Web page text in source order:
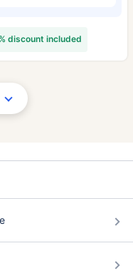
discount included